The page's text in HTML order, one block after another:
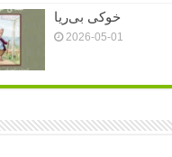
خوکی بی‌ریا
2026-05-01